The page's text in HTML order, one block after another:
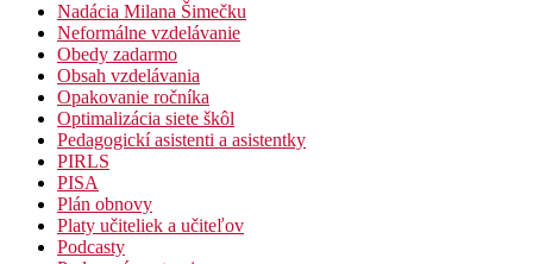
Nadácia Milana Šimečku
Neformálne vzdelávanie
Obedy zadarmo
Obsah vzdelávania
Opakovanie ročníka
Optimalizácia siete škôl
Pedagogickí asistenti a asistentky
PIRLS
PISA
Plán obnovy
Platy učiteliek a učiteľov
Podcasty